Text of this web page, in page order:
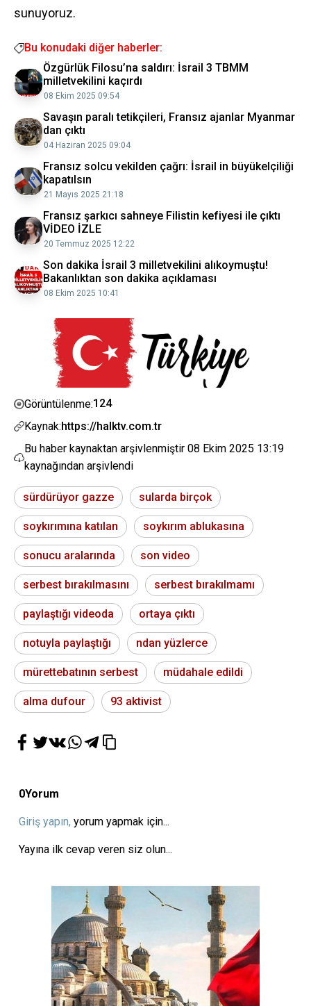
sunuyoruz.
Bu konudaki diğer haberler:
Özgürlük Filosu’na saldırı: İsrail 3 TBMM
milletvekilini kaçırdı
08 Ekim 2025 09:54
Savaşın paralı tetikçileri, Fransız ajanlar Myanmar
dan çıktı
04 Haziran 2025 09:04
Fransız solcu vekilden çağrı: İsrail in büyükelçiliği
kapatılsın
21 Mayıs 2025 21:18
Fransız şarkıcı sahneye Filistin kefiyesi ile çıktı
VİDEO İZLE
20 Temmuz 2025 12:22
Son dakika İsrail 3 milletvekilini alıkoymuştu!
Bakanlıktan son dakika açıklaması
08 Ekim 2025 10:41
Görüntülenme:124
Kaynak:https://halktv.com.tr
Bu haber kaynaktan arşivlenmiştir 08 Ekim 2025 13:19
kaynağından arşivlendi
sürdürüyor gazze sularda birçok
soykırımına katılan soykırım ablukasına
sonucu aralarında son video
serbest bırakılmasını serbest bırakılmamı
paylaştığı videoda ortaya çıktı
notuyla paylaştığı ndan yüzlerce
mürettebatının serbest müdahale edildi
alma dufour 93 aktivist
0Yorum
Giriş yapın, yorum yapmak için...
Yayına ilk cevap veren siz olun...